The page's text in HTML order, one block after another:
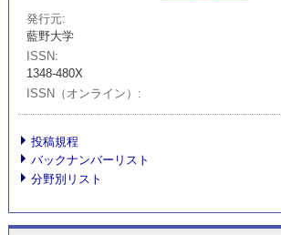
発行元
藍野大学
ISSN
1348-480X
ISSN（オンライン）
投稿規程
バックナンバーリスト
分野別リスト